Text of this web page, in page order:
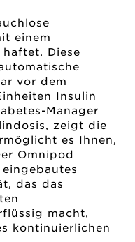
einem
Diese
vor dem
Insulin
Manager
zeigt die
es Ihnen,
Omnipod
das das
macht,
kontinuierlichen